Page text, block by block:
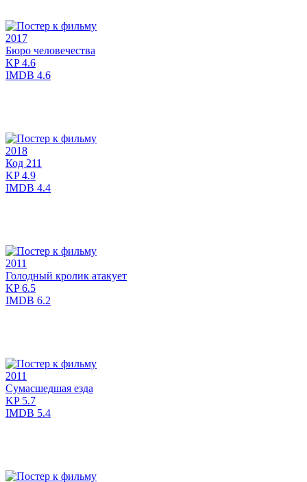
2017
Бюро человечества
KP4.6
IMDB 4.6
2018
Код 211
KP4.9
IMDB 4.4
2011
Голодный кролик атакует
KP6.5
IMDB 6.2
2011
Сумасшедшая езда
KP5.7
IMDB 5.4